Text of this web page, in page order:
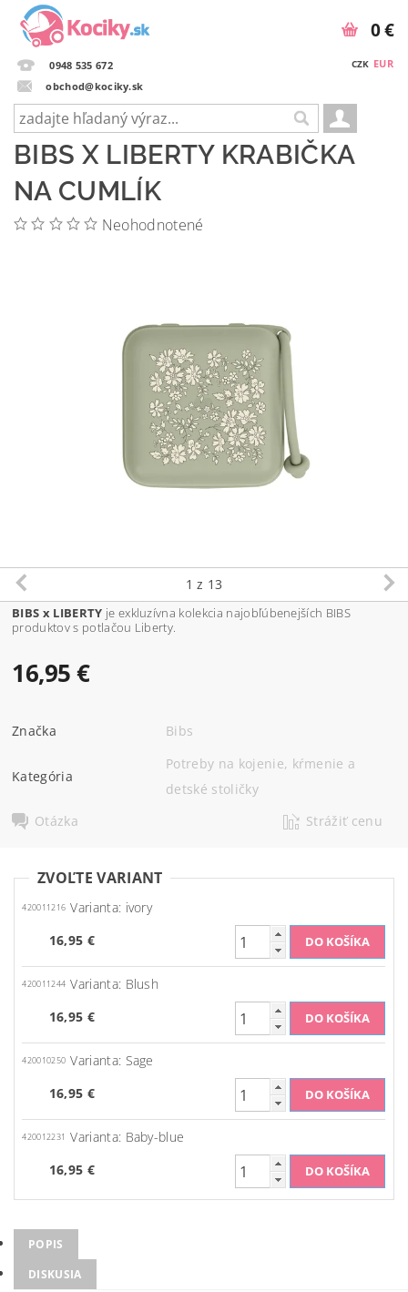
0948 535 672
obchod@kociky.sk
CZK EUR
0 €
BIBS X LIBERTY KRABIČKA
NA CUMLÍK
Neohodnotené
1 z 13
BIBS x LIBERTY je exkluzívna kolekcia najobľúbenejších BIBS
produktov s potlačou Liberty.
16,95 €
Značka Bibs
Kategória
Potreby na kojenie, kŕmenie a
detské stoličky
Otázka
Strážiť cenu
ZVOĽTE VARIANT
420011216 Varianta: ivory
16,95 €
420011244 Varianta: Blush
16,95 €
420010250 Varianta: Sage
16,95 €
420012231
Varianta: Baby-blue
16,95 €
POPIS
DISKUSIA